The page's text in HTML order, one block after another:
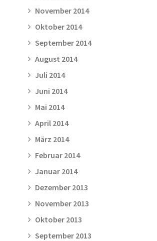
November 2014
Oktober 2014
September 2014
August 2014
Juli 2014
Juni 2014
Mai 2014
April 2014
März 2014
Februar 2014
Januar 2014
Dezember 2013
November 2013
Oktober 2013
September 2013